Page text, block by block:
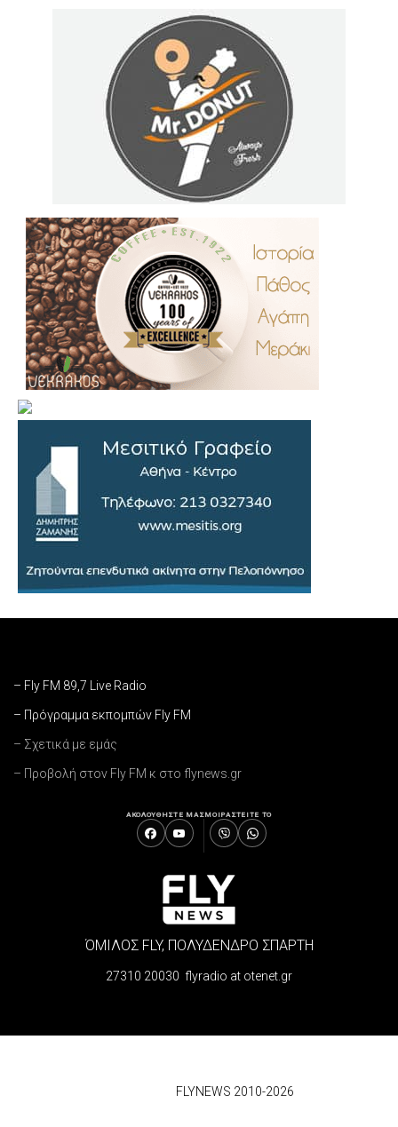
– Fly FM 89,7 Live Radio
– Πρόγραμμα εκπομπών Fly FM
– Σχετικά με εμάς
– Προβολή στον Fly FM κ στο flynews.gr
ΑΚΟΛΟΥΘΗΣΤΕ ΜΑΣΜΟΙΡΑΣΤΕΙΤΕ ΤΟ
ΌΜΙΛΟΣ FLY, ΠΟΛΥΔΕΝΔΡΟ ΣΠΑΡΤΗ
27310 20030 flyradio at otenet.gr
FLYNEWS 2010-2026